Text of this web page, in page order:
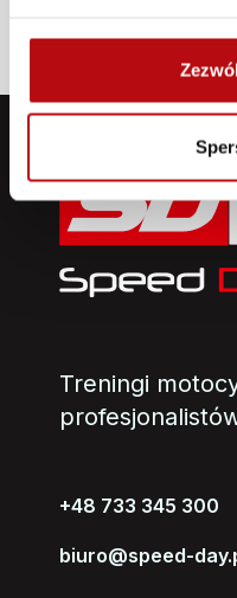
Treningi
+48 733 345 300
biuro@speed-